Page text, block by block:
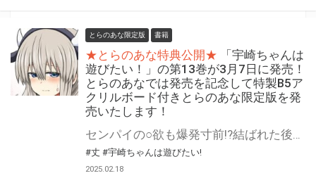
とらのあな限定版 書籍
★とらのあな特典公開★
「宇崎ちゃんは
遊びたい！」の第13巻が3月7日に発売！
とらのあなでは発売を記念して特製B5ア
クリルボード付きとらのあな限定版を発
売いたします！
#丈 #宇崎ちゃんは遊びたい!
2025.02.18